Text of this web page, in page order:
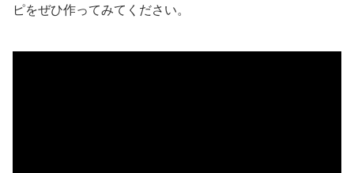
ピをぜひ作ってみてください。